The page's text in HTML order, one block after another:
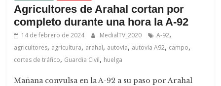
Agricultores de Arahal cortan por
completo durante una hora la A-92
14 de febrero de 2024 MedialTV_2020 A-92,
agricultores, agricultura, arahal, autovía, autovía A92, campo,
cortes de tráfico, Guardia Civil, huelga
Mañana convulsa en la A-92 a su paso por Arahal